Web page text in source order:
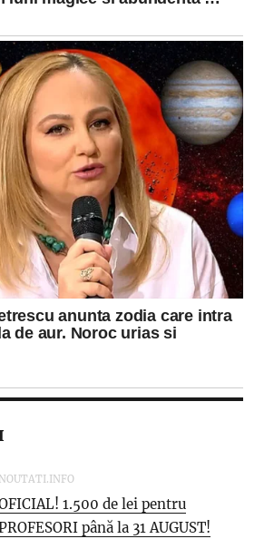
NOUTATI.INFO
1.500 de lei pentru
până la 31 AUGUST!